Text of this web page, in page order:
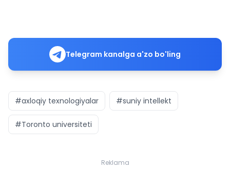
Telegram kanalga a'zo bo'ling
#axloqiy texnologiyalar #suniy intellekt
#Toronto universiteti
Reklama